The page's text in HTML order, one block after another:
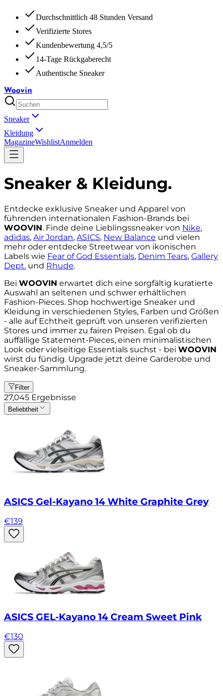
Durchschnittlich 48 Stunden Versand
Verifizierte Stores
Kundenbewertung 4,5/5
14-Tage Rückgaberecht
Authentische Sneaker
Woovin
Sneaker
Kleidung
MagazineWishlistAnmelden
Sneaker & Kleidung.
Entdecke exklusive Sneaker und Apparel von
führenden internationalen Fashion-Brands bei
WOOVIN. Finde deine Lieblingssneaker von Nike,
adidas, Air Jordan, ASICS, New Balance und vielen
mehr oder entdecke Streetwear von ikonischen
Labels wie Fear of God Essentials, Denim Tears, Gallery
Dept. und Rhude.
Bei WOOVIN erwartet dich eine sorgfältig kuratierte
Auswahl an seltenen und schwer erhältlichen
Fashion-Pieces. Shop hochwertige Sneaker und
Kleidung in verschiedenen Styles, Farben und Größen
- alle auf Echtheit geprüft von unseren verifizierten
Stores und immer zu fairen Preisen. Egal ob du
auffällige Statement-Pieces, einen minimalistischen
Look oder vielseitige Essentials suchst - bei WOOVIN
wirst du fündig. Upgrade jetzt deine Garderobe und
Sneaker-Sammlung.
Filter
27,045 Ergebnisse
Beliebtheit
ASICS Gel-Kayano 14 White Graphite Grey
€139
ASICS GEL-Kayano 14 Cream Sweet Pink
€130